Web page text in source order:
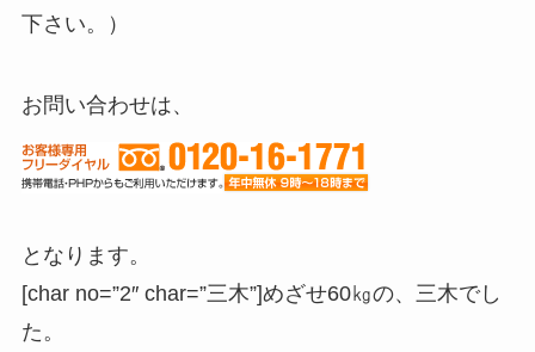
下さい。）
お問い合わせは、
となります。
[char no=”2″ char=”三木”]めざせ60㎏の、三木でし
た。